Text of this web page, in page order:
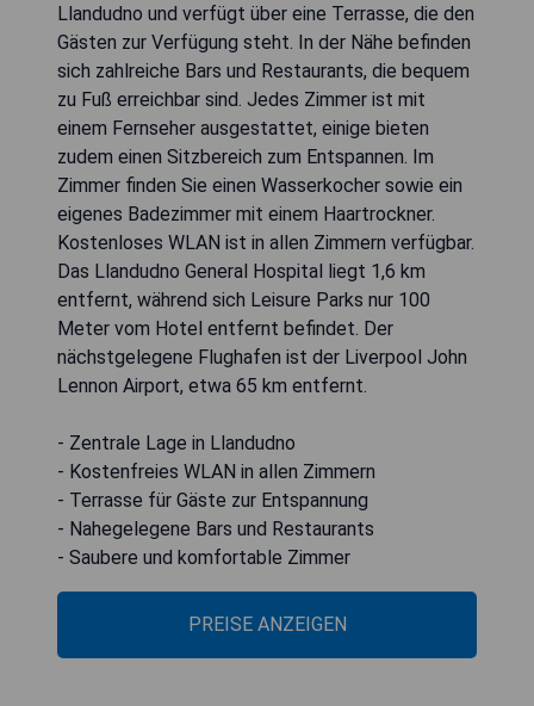
Llandudno und verfügt über eine Terrasse, die den
Gästen zur Verfügung steht. In der Nähe befinden
sich zahlreiche Bars und Restaurants, die bequem
zu Fuß erreichbar sind. Jedes Zimmer ist mit
einem Fernseher ausgestattet, einige bieten
zudem einen Sitzbereich zum Entspannen. Im
Zimmer finden Sie einen Wasserkocher sowie ein
eigenes Badezimmer mit einem Haartrockner.
Kostenloses WLAN ist in allen Zimmern verfügbar.
Das Llandudno General Hospital liegt 1,6 km
entfernt, während sich Leisure Parks nur 100
Meter vom Hotel entfernt befindet. Der
nächstgelegene Flughafen ist der Liverpool John
Lennon Airport, etwa 65 km entfernt.
- Zentrale Lage in Llandudno
- Kostenfreies WLAN in allen Zimmern
- Terrasse für Gäste zur Entspannung
- Nahegelegene Bars und Restaurants
- Saubere und komfortable Zimmer
PREISE ANZEIGEN